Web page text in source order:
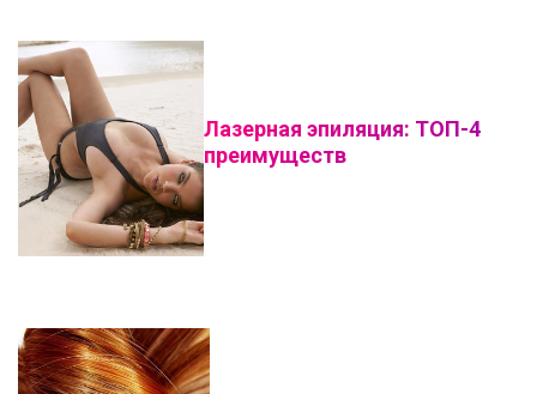
Лазерная эпиляция: ТОП-4
преимуществ